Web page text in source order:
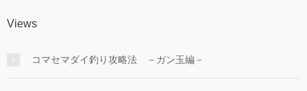
Views
コマセマダイ釣り攻略法 －ガン玉編－